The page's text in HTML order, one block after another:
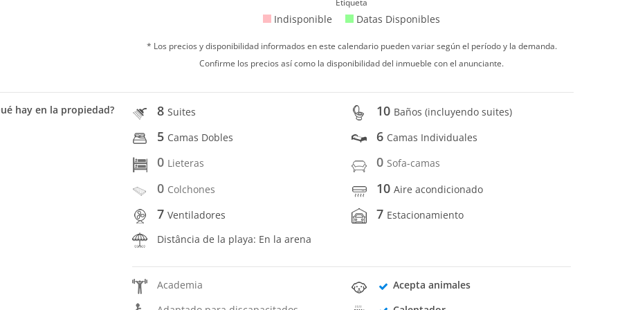
Etiqueta
Indisponible Datas Disponibles
* Los precios y disponibilidad informados en este calendario pueden variar según el período y la demanda.
Confirme los precios así como la disponibilidad del inmueble con el anunciante.
hay en la propiedad? 8Suites 10 Baños (incluyendo suites)
5 Camas Dobles 6 Camas Individuales
0 Lieteras 0 Sofa-camas
0 Colchones 10Aire acondicionado
7Ventiladores 7 Estacionamiento
Distância de la playa: En la arena
Academia
Acepta animales